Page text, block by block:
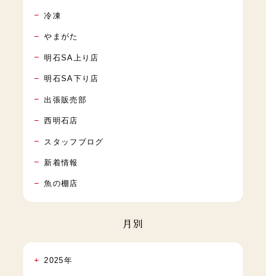
冷凍
やまがた
明石SA上り店
明石SA下り店
出張販売部
西明石店
スタッフブログ
新着情報
魚の棚店
月別
2025年